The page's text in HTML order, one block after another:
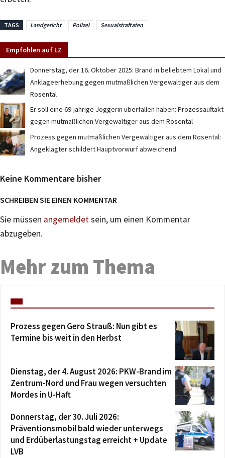
TAGS Landgericht Polizei Sexualstraftaten
Empfohlen auf LZ
Donnerstag, der 16. Oktober 2025: Brand in beliebtem Lokal und
Anklageerhebung gegen mutmaßlichen Vergewaltiger aus dem
Rosental
Er soll eine 69-jährige Joggerin überfallen haben: Prozessauftakt
gegen mutmaßlichen Vergewaltiger aus dem Rosental
Prozess gegen mutmaßlichen Vergewaltiger aus dem Rosental:
Angeklagter schildert Hauptvorwurf abweichend
Keine Kommentare bisher
SCHREIBEN SIE EINEN KOMMENTAR
Sie müssen angemeldetsein, um einen Kommentar
abzugeben.
Mehr zum Thema
Prozess gegen Gero Strauß: Nun gibt es
Termine bis weit in den Herbst
Dienstag, der 4. August 2026: PKW-Brand im
Zentrum-Nord und Frau wegen versuchten
Mordes in U-Haft
Donnerstag, der 30. Juli 2026:
Präventionsmobil bald wieder unterwegs
und Erdüberlastungstag erreicht + Update
LVB